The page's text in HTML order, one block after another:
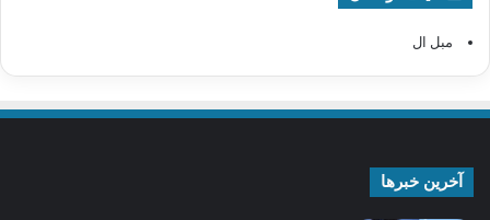
مبل ال
آخرین خبرها